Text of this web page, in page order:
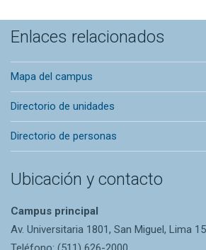
Enlaces relacionados
Mapa del campus
Directorio de unidades
Directorio de personas
Ubicación y contacto
Campus principal
Av. Universitaria 1801, San Miguel, Lima